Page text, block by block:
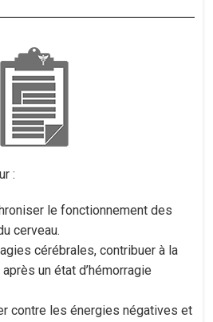
:
le fonctionnement des
cerveau.
cérébrales, contribuer à la
un état d’hémorragie
contre les énergies négatives et